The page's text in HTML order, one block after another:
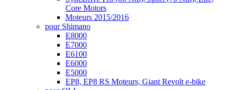
Core Motors
Moteurs 2015/2016
pour Shimano
E8000
E7000
E6100
E6000
E5000
EP8, EP8 RS Moteurs, Giant Revolt e-bike